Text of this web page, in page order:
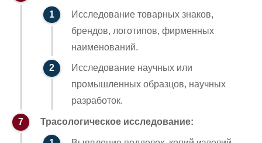
Исследование товарных знаков,
брендов, логотипов, фирменных
наименований.
Исследование научных или
промышленных образцов, научных
разработок.
Трасологическое исследование: